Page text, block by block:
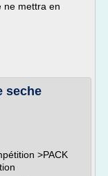
ne mettra en
seche
>PACK